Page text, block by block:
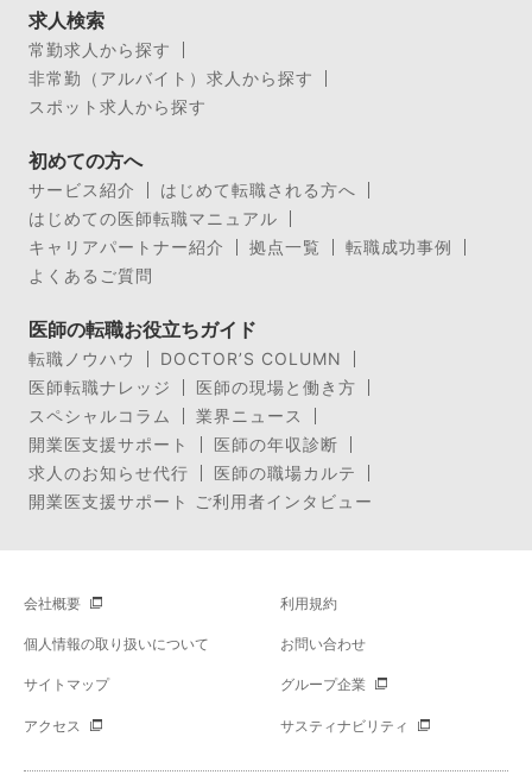
求人検索
常勤求人から探す
非常勤（アルバイト）求人から探す
スポット求人から探す
初めての方へ
サービス紹介
はじめて転職される方へ
はじめての医師転職マニュアル
キャリアパートナー紹介
拠点一覧
転職成功事例
よくあるご質問
医師の転職お役立ちガイド
転職ノウハウ
DOCTOR’S COLUMN
医師転職ナレッジ
医師の現場と働き方
スペシャルコラム
業界ニュース
開業医支援サポート
医師の年収診断
求人のお知らせ代行
医師の職場カルテ
開業医支援サポート ご利用者インタビュー
会社概要 利用規約
個人情報の取り扱いについて お問い合わせ
サイトマップ グループ企業
アクセス サスティナビリティ